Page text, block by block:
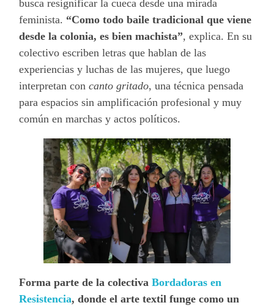
busca resignificar la cueca desde una mirada
feminista. “Como todo baile tradicional que viene
desde la colonia, es bien machista”, explica. En su
colectivo escriben letras que hablan de las
experiencias y luchas de las mujeres, que luego
interpretan concanto gritado, una técnica pensada
para espacios sin amplificación profesional y muy
común en marchas y actos políticos.
Forma parte de la colectivaBordadoras en
Resistencia, donde el arte textil funge como un